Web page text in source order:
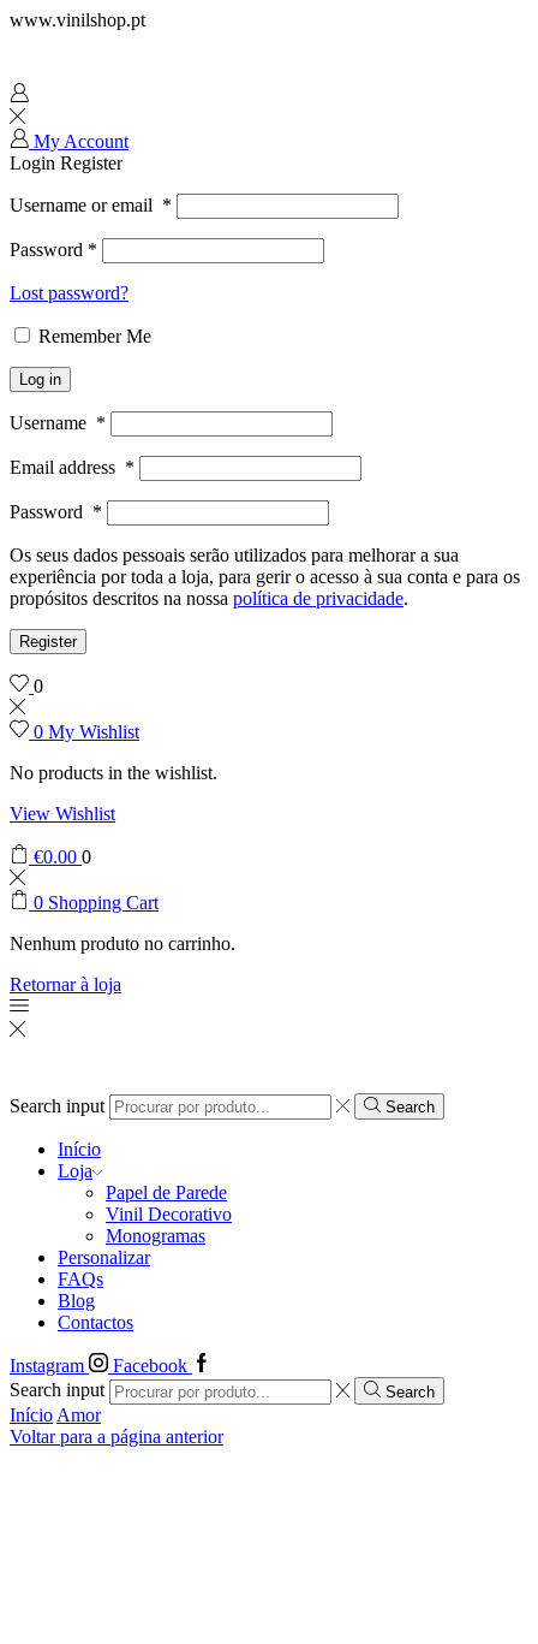
www.vinilshop.pt
My Account
Login Register
Username or email *
Password *
Lost password?
Remember Me
Log in
Username *
Email address *
Password *
Os seus dados pessoais serão utilizados para melhorar a sua
experiência por toda a loja, para gerir o acesso à sua conta e para os
propósitos descritos na nossa política de privacidade.
Register
0
0 My Wishlist
No products in the wishlist.
View Wishlist
€0.00 0
0 Shopping Cart
Nenhum produto no carrinho.
Retornar à loja
Search input Search
Início
Loja
Papel de Parede
Vinil Decorativo
Monogramas
Personalizar
FAQs
Blog
Contactos
Instagram
Facebook
Search input
Search
Início Amor
Voltar para a página anterior